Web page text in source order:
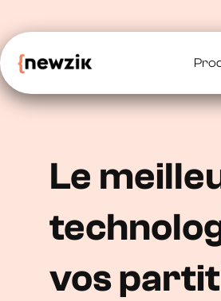
Le
vos